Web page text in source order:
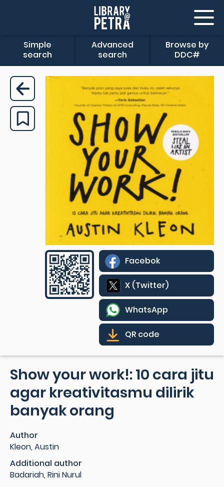
Simple
search
Advanced
search
Browse by
DDC#
Facebok
X (Twitter)
WhatsApp
QR code
Show your work!: 10 cara jitu
agar kreativitasmu dilirik
banyak orang
Author
Kleon, Austin
Additional author
Badariah, Rini Nurul